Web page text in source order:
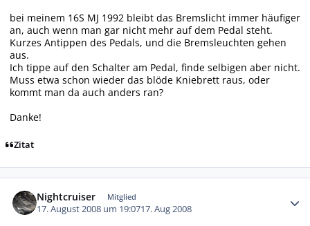
bei meinem 16S MJ 1992 bleibt das Bremslicht immer häufiger
an, auch wenn man gar nicht mehr auf dem Pedal steht.
Kurzes Antippen des Pedals, und die Bremsleuchten gehen
aus.
Ich tippe auf den Schalter am Pedal, finde selbigen aber nicht.
Muss etwa schon wieder das blöde Kniebrett raus, oder
kommt man da auch anders ran?
Danke!
Zitat
Nightcruiser Mitglied
17. August 2008 um 19:0717. Aug 2008